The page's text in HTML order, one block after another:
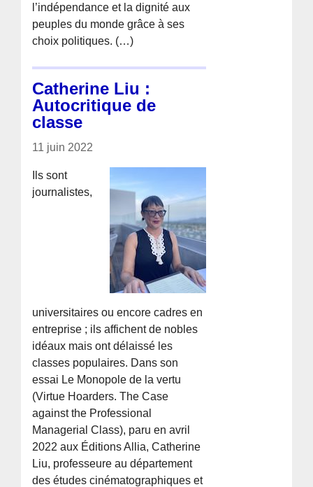
l’indépendance et la dignité aux
peuples du monde grâce à ses
choix politiques. (…)
Catherine Liu :
Autocritique de
classe
11 juin 2022
Ils sont
journalistes,
universitaires ou encore cadres en
entreprise ; ils affichent de nobles
idéaux mais ont délaissé les
classes populaires. Dans son
essai Le Monopole de la vertu
(Virtue Hoarders. The Case
against the Professional
Managerial Class), paru en avril
2022 aux Éditions Allia, Catherine
Liu, professeure au département
des études cinématographiques et